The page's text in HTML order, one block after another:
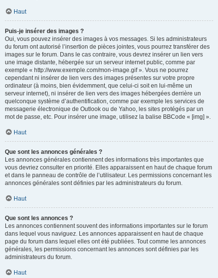
Haut
Puis-je insérer des images ?
Oui, vous pouvez insérer des images à vos messages. Si les administrateurs
du forum ont autorisé l’insertion de pièces jointes, vous pourrez transférer des
images sur le forum. Dans le cas contraire, vous devrez insérer un lien vers
une image distante, hébergée sur un serveur internet public, comme par
exemple « http://www.exemple.com/mon-image.gif ». Vous ne pourrez
cependant ni insérer de lien vers des images présentes sur votre propre
ordinateur (à moins, bien évidemment, que celui-ci soit en lui-même un
serveur internet), ni insérer de lien vers des images hébergées derrière un
quelconque système d’authentification, comme par exemple les services de
messagerie électronique de Outlook ou de Yahoo, les sites protégés par un
mot de passe, etc. Pour insérer une image, utilisez la balise BBCode « [img] ».
Haut
Que sont les annonces générales ?
Les annonces générales contiennent des informations très importantes que
vous devriez consulter en priorité. Elles apparaissent en haut de chaque forum
et dans le panneau de contrôle de l’utilisateur. Les permissions concernant les
annonces générales sont définies par les administrateurs du forum.
Haut
Que sont les annonces ?
Les annonces contiennent souvent des informations importantes sur le forum
dans lequel vous naviguez. Les annonces apparaissent en haut de chaque
page du forum dans lequel elles ont été publiées. Tout comme les annonces
générales, les permissions concernant les annonces sont définies par les
administrateurs du forum.
Haut